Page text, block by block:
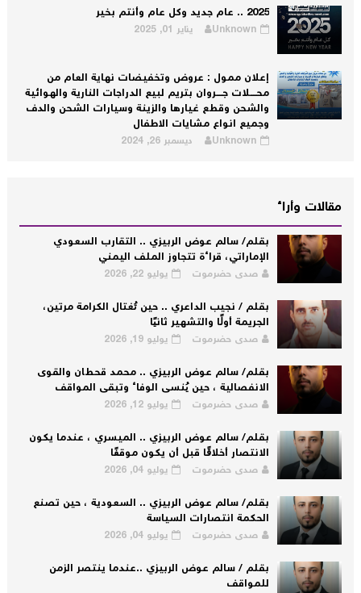
2025 .. عام جديد وكل عام وأنتم بخير
Unknown يناير 01, 2025
إعلان ممول : عروض وتخفيضات نهاية العام من
محــــلات جــــروان بتريم لبيع الدراجات النارية والهوائية
والشحن وقطع غيارها والزينة وسيارات الشحن والدف
وجميع انواع مشايات الاطفال
Unknown ديسمبر 26, 2024
مقالات وأراء
بقلم/ سالم عوض الربيزي .. التقارب السعودي
الإماراتي، قراءة تتجاوز الملف اليمني
صدى حضرموت يوليو 22, 2026
بقلم / نجيب الداعري .. حين تُغتال الكرامة مرتين،
الجريمة أولًا والتشهير ثانيًا
صدى حضرموت يوليو 19, 2026
بقلم/ سالم عوض الربيزي .. محمد قحطان والقوى
الانفصالية ، حين يُنسى الوفاء وتبقى المواقف
صدى حضرموت يوليو 12, 2026
بقلم/ سالم عوض الربيزي .. الميسري ، عندما يكون
الانتصار أخلاقًا قبل أن يكون موقفًا
صدى حضرموت يوليو 04, 2026
بقلم/ سالم عوض الربيزي .. السعودية ، حين تصنع
الحكمة انتصارات السياسة
صدى حضرموت يوليو 04, 2026
بقلم / سالم عوض الربيزي ..عندما ينتصر الزمن
للمواقف